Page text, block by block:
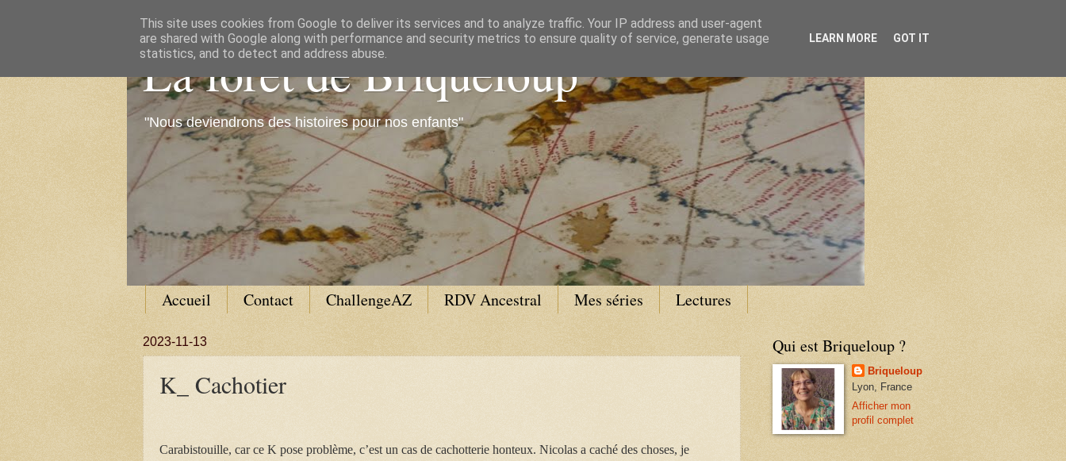
La forêt de Briqueloup
"Nous deviendrons des histoires pour nos enfants"
Accueil Contact ChallengeAZ RDV Ancestral Mes séries Lectures
2023-11-13
K_ Cachotier
Carabistouille, car ce K pose problème, c’est un cas de cachotterie honteux. Nicolas a caché des choses, je
Qui est Briqueloup ?
Briqueloup
Lyon, France
Afficher mon
profil complet
This site uses cookies from Google to deliver its services and to analyze traffic. Your IP address and user-agent
are shared with Google along with performance and security metrics to ensure quality of service, generate usage
statistics, and to detect and address abuse.
LEARN MORE GOT IT